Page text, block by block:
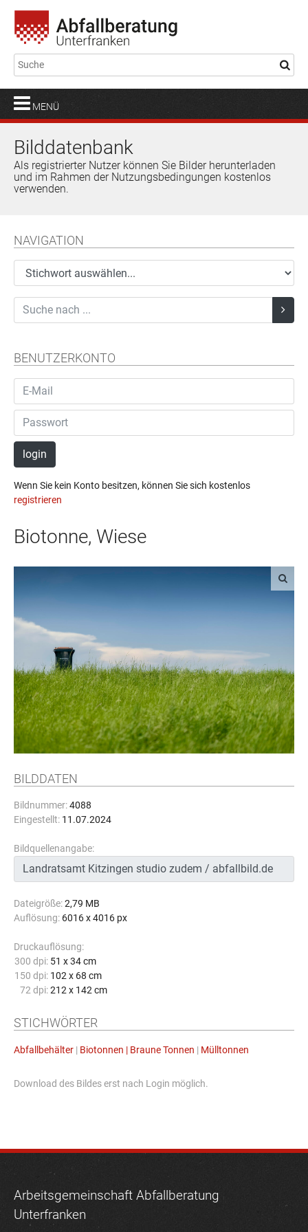
MENÜ
Bilddatenbank
Als registrierter Nutzer können Sie Bilder herunterladen
und im Rahmen der Nutzungsbedingungen kostenlos
verwenden.
NAVIGATION
BENUTZERKONTO
login
Wenn Sie kein Konto besitzen, können Sie sich kostenlos
registrieren
Biotonne, Wiese
BILDDATEN
Bildnummer:4088
Eingestellt: 11.07.2024
Bildquellenangabe:
Dateigröße:2,79 MB
Auflösung: 6016 x 4016 px
Druckauflösung:
300 dpi: 51 x 34 cm
150 dpi: 102 x 68 cm
72 dpi: 212 x 142 cm
STICHWÖRTER
Abfallbehälter | Biotonnen | Braune Tonnen | Mülltonnen
Download des Bildes erst nach Login möglich.
Arbeitsgemeinschaft Abfallberatung
Unterfranken